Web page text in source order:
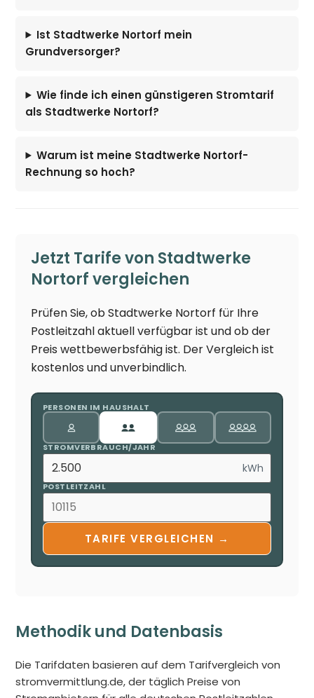
Ist Stadtwerke Nortorf mein
Grundversorger?
Wie finde ich einen günstigeren Stromtarif
als Stadtwerke Nortorf?
Warum ist meine Stadtwerke Nortorf-
Rechnung so hoch?
Jetzt Tarife von Stadtwerke
Nortorf vergleichen
Prüfen Sie, ob Stadtwerke Nortorf für Ihre
Postleitzahl aktuell verfügbar ist und ob der
Preis wettbewerbsfähig ist. Der Vergleich ist
kostenlos und unverbindlich.
PERSONEN IM HAUSHALT
STROMVERBRAUCH/JAHR
kWh
POSTLEITZAHL
TARIFE VERGLEICHEN →
Methodik und Datenbasis
Die Tarifdaten basieren auf dem Tarifvergleich von
stromvermittlung.de, der täglich Preise von